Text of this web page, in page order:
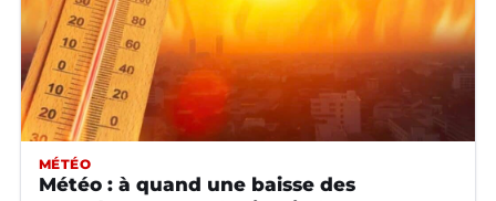
MÉTÉO
Météo : à quand une baisse des